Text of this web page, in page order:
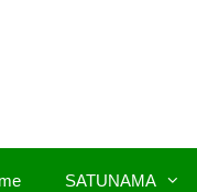
SATUNAMA